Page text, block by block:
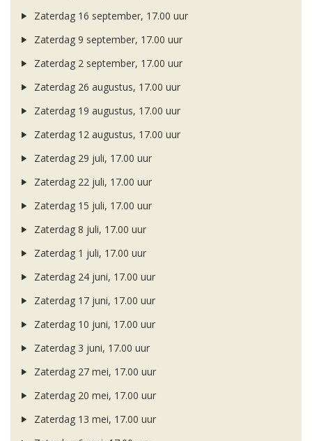
Zaterdag 16 september, 17.00 uur
Zaterdag 9 september, 17.00 uur
Zaterdag 2 september, 17.00 uur
Zaterdag 26 augustus, 17.00 uur
Zaterdag 19 augustus, 17.00 uur
Zaterdag 12 augustus, 17.00 uur
Zaterdag 29 juli, 17.00 uur
Zaterdag 22 juli, 17.00 uur
Zaterdag 15 juli, 17.00 uur
Zaterdag 8 juli, 17.00 uur
Zaterdag 1 juli, 17.00 uur
Zaterdag 24 juni, 17.00 uur
Zaterdag 17 juni, 17.00 uur
Zaterdag 10 juni, 17.00 uur
Zaterdag 3 juni, 17.00 uur
Zaterdag 27 mei, 17.00 uur
Zaterdag 20 mei, 17.00 uur
Zaterdag 13 mei, 17.00 uur